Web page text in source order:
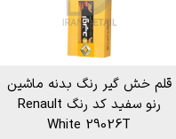
قلم خش گیر رنگ بدنه ماشین
رنو سفید کد رنگ Renault
White 29026T